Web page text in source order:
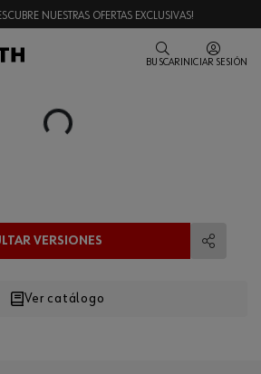
NUESTRAS OFERTAS EXCLUSIVAS!
BUSCAR INICIAR SESIÓN
Loading...
VERSIONES
Ver catálogo